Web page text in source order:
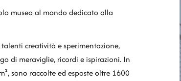
museo al mondo dedicato alla
creatività e sperimentazione,
di meraviglie, ricordi e ispirazioni. In
sono raccolte ed esposte oltre 1600